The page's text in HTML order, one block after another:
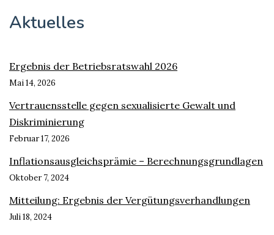
Aktuelles
Ergebnis der Betriebsratswahl 2026
Mai 14, 2026
Vertrauensstelle gegen sexualisierte Gewalt und
Diskriminierung
Februar 17, 2026
Inflationsausgleichsprämie – Berechnungsgrundlagen
Oktober 7, 2024
Mitteilung: Ergebnis der Vergütungsverhandlungen
Juli 18, 2024